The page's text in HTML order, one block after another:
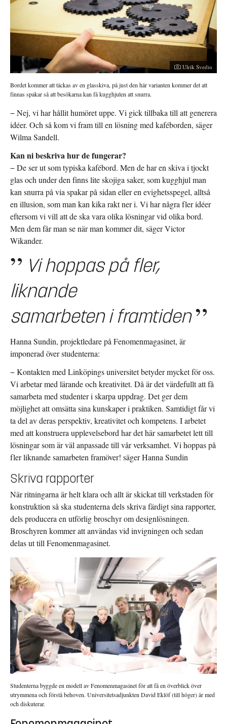
Ulrik Svedin
Bordet kommer att täckas av en glasskiva, på just den här varianten kommer det att
finnas spakar så att besökarna kan få kugghjulen att snurra.
− Nej, vi har hållit humöret uppe. Vi gick tillbaka till att generera
idéer. Och så kom vi fram till en lösning med kaféborden, säger
Wilma Sandell.
Kan ni beskriva hur de fungerar?
− De ser ut som typiska kafébord. Men de har en skiva i tjockt
glas och under den finns lite skojiga saker, som kugghjul man
kan snurra på via spakar på sidan eller en evighetsspegel, alltså
en illusion, som man kan kika rakt ner i. Vi har några fler idéer
eftersom vi vill att de ska vara olika lösningar vid olika bord.
Men dem får man se när man kommer dit, säger Victor
Wikander.
Vi hoppas på fler,
liknande
samarbeten i framtiden
Hanna Sundin, projektledare på Fenomenmagasinet, är
imponerad över studenterna:
− Kontakten med Linköpings universitet betyder mycket för oss.
Vi arbetar med lärande och kreativitet. Då är det värdefullt att få
samarbeta med studenter i skarpa uppdrag. Det ger dem
möjlighet att omsätta sina kunskaper i praktiken. Samtidigt får vi
ta del av deras perspektiv, kreativitet och kompetens. I arbetet
med att konstruera upplevelsebord har det här samarbetet lett till
lösningar som är väl anpassade till vår verksamhet. Vi hoppas på
fler liknande samarbeten framöver! säger Hanna Sundin
Skriva rapporter
När ritningarna är helt klara och allt är skickat till verkstaden för
konstruktion så ska studenterna dels skriva färdigt sina rapporter,
dels producera en utförlig broschyr om designlösningen.
Broschyren kommer att användas vid invigningen och sedan
delas ut till Fenomenmagasinet.
Studenterna byggde en modell av Fenomenmagasinet för att få en överblick över
utrymmena och förstå behoven. Universitetsadjunkten David Eklöf (till höger) är med
och diskuterar.